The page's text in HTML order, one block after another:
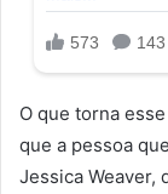
O que torna
que a pessoa
Jessica Weaver,